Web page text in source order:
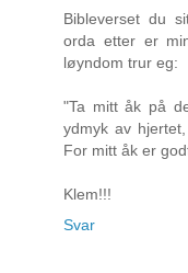
Bibleverset du
orda etter er
løyndom trur eg:
"Ta mitt åk på
ydmyk av
For mitt åk er
Klem!!!
Svar